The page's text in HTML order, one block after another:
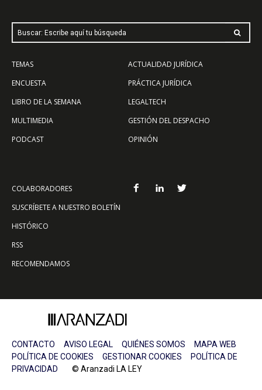
Buscar: Escribe aquí tu búsqueda
TEMAS
ENCUESTA
LIBRO DE LA SEMANA
MULTIMEDIA
PODCAST
ACTUALIDAD JURÍDICA
PRÁCTICA JURÍDICA
LEGALTECH
GESTIÓN DEL DESPACHO
OPINIÓN
COLABORADORES
SUSCRÍBETE A NUESTRO BOLETÍN
HISTÓRICO
RSS
RECOMENDAMOS
CONTACTO AVISO LEGAL QUIÉNES SOMOS
MAPA WEB
POLÍTICA DE COOKIES
GESTIONAR COOKIES
POLÍTICA DE
PRIVACIDAD © Aranzadi LA LEY